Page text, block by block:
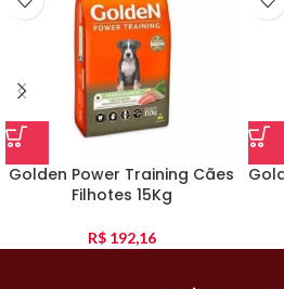
Golden Power Training Cães
Filhotes 15Kg
R$192,16